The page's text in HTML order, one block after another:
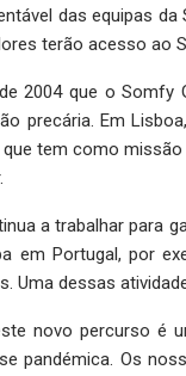
das equipas
terão acesso ao
2004 que o
precária. Em Lisboa,
que tem como
a trabalhar para
em Portugal, por
Uma dessas
novo percurso é
pandémica. Os